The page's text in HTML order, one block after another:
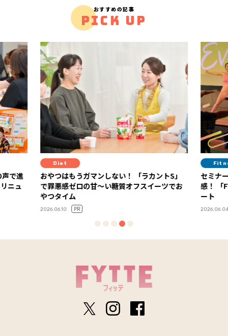
おすすめの記事
PICK UP
声で進
ニュ
Diet
おやつはもうガマンしない！ 「ラカントS」
で罪悪感ゼロの甘～い糖質オフスイーツでお
やつタイム
2026.06.10 PR
セミナ
感！ 「FYTTEウェルネスデイ」イベントレポ
ート